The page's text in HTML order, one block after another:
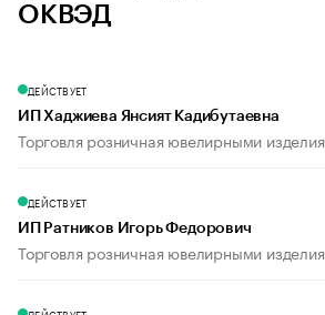
ОКВЭД
ДЕЙСТВУЕТ
ИП Хаджиева Янсият Кадибутаевна
Торговля розничная ювелирными
ДЕЙСТВУЕТ
ИП Ратников Игорь Федорович
Торговля розничная ювелирными